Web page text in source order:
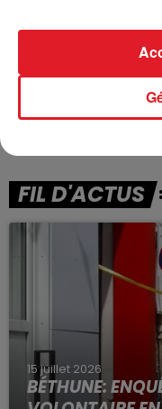
régionales de santé
canicule.Cette
plus précoce depuis
FIL D'ACTUS
15 juillet 2026
BÉTHUNE: